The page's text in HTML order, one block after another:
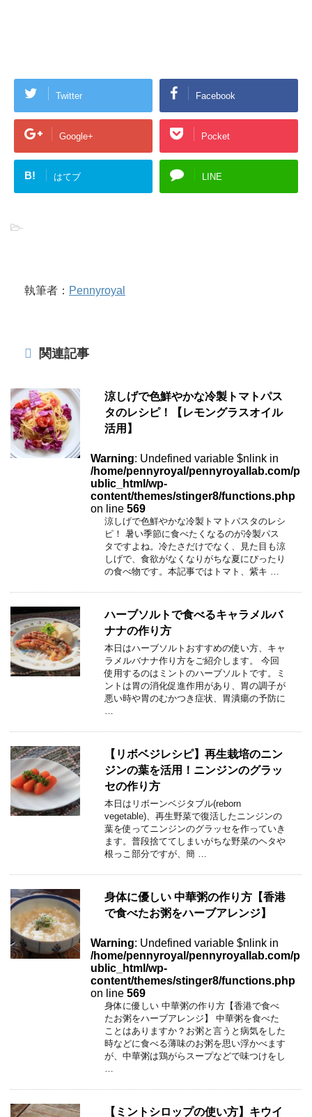
Twitter Facebook
Google+ Pocket
B! はてブ LINE
-
執筆者： Pennyroyal
関連記事
涼しげで色鮮やかな冷製トマトパス
タのレシピ！【レモングラスオイル
活用】
Warning: Undefined variable $nlink in
/home/pennyroyal/pennyroyallab.com/p
ublic_html/wp-
content/themes/stinger8/functions.php
on line 569
涼しげで色鮮やかな冷製トマトパスタのレシ
ピ！ 暑い季節に食べたくなるのが冷製パス
タですよね。冷たさだけでなく、見た目も涼
しげで、食欲がなくなりがちな夏にぴったり
の食べ物です。本記事ではトマト、紫キ …
ハーブソルトで食べるキャラメルバ
ナナの作り方
本日はハーブソルトおすすめの使い方、キャ
ラメルバナナ作り方をご紹介します。 今回
使用するのはミントのハーブソルトです。ミ
ントは胃の消化促進作用があり、胃の調子が
悪い時や胃のむかつき症状、胃潰瘍の予防に
…
【リボベジレシピ】再生栽培のニン
ジンの葉を活用！ニンジンのグラッ
セの作り方
本日はリボーンベジタブル(reborn
vegetable)、再生野菜で復活したニンジンの
葉を使ってニンジンのグラッセを作っていき
ます。普段捨ててしまいがちな野菜のヘタや
根っこ部分ですが、簡 …
身体に優しい 中華粥の作り方【香港
で食べたお粥をハーブアレンジ】
Warning: Undefined variable $nlink in
/home/pennyroyal/pennyroyallab.com/p
ublic_html/wp-
content/themes/stinger8/functions.php
on line 569
身体に優しい 中華粥の作り方【香港で食べ
たお粥をハーブアレンジ】 中華粥を食べた
ことはありますか？お粥と言うと病気をした
時などに食べる薄味のお粥を思い浮かべます
が、中華粥は鶏がらスープなどで味つけをし
…
【ミントシロップの使い方】キウイ